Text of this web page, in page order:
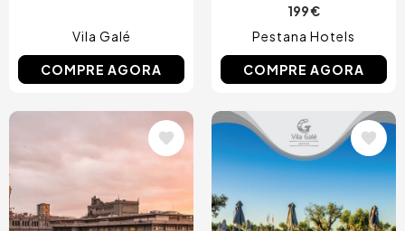
Vila Galé
COMPRE AGORA
199 €
Pestana Hotels
COMPRE AGORA
Imagem